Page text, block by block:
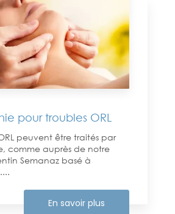
pour troubles ORL
peuvent être traités par
comme auprès de notre
Semanaz basé à
En savoir plus